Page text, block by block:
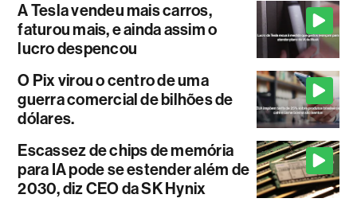
A Tesla vendeu mais carros,
faturou mais, e ainda assim o
lucro despencou
O Pix virou o centro de uma
guerra comercial de bilhões de
dólares.
Escassez de chips de memória
para IA pode se estender além de
2030, diz CEO da SK Hynix